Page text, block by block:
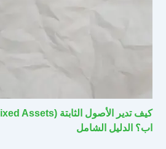
اب؟ الدليل الشامل